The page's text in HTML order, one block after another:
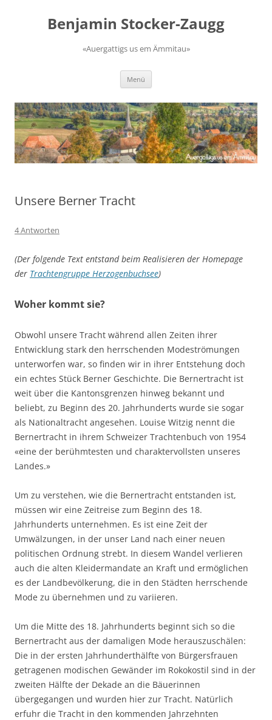
springenBenjamin Stocker-Zaugg
«Auergattigs us em Ämmitau»
Menü
Unsere Berner Tracht
4 Antworten
(Der folgende Text entstand beim Realisieren der Homepage
der Trachtengruppe Herzogenbuchsee)
Woher kommt sie?
Obwohl unsere Tracht während allen Zeiten ihrer
Entwicklung stark den herrschenden Modeströmungen
unterworfen war, so finden wir in ihrer Entstehung doch
ein echtes Stück Berner Geschichte. Die Bernertracht ist
weit über die Kantonsgrenzen hinweg bekannt und
beliebt, zu Beginn des 20. Jahrhunderts wurde sie sogar
als Nationaltracht angesehen. Louise Witzig nennt die
Bernertracht in ihrem Schweizer Trachtenbuch von 1954
«eine der berühmtesten und charaktervollsten unseres
Landes.»
Um zu verstehen, wie die Bernertracht entstanden ist,
müssen wir eine Zeitreise zum Beginn des 18.
Jahrhunderts unternehmen. Es ist eine Zeit der
Umwälzungen, in der unser Land nach einer neuen
politischen Ordnung strebt. In diesem Wandel verlieren
auch die alten Kleidermandate an Kraft und ermöglichen
es der Landbevölkerung, die in den Städten herrschende
Mode zu übernehmen und zu variieren.
Um die Mitte des 18. Jahrhunderts beginnt sich so die
Bernertracht aus der damaligen Mode herauszuschälen:
Die in der ersten Jahrhunderthälfte von Bürgersfrauen
getragenen modischen Gewänder im Rokokostil sind in der
zweiten Hälfte der Dekade an die Bäuerinnen
übergegangen und wurden hier zur Tracht. Natürlich
erfuhr die Tracht in den kommenden Jahrzehnten